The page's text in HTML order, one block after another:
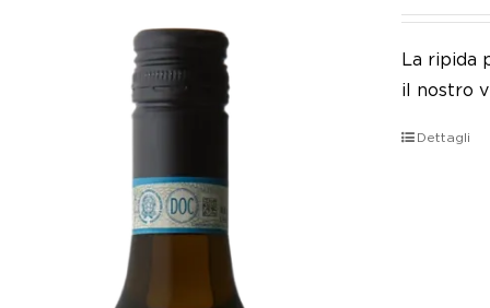
La ripida
il nostro
Dettagli